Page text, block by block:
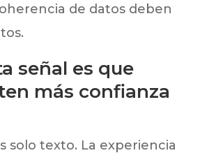
de datos deben
señal es que
más confianza
solo texto. La experiencia